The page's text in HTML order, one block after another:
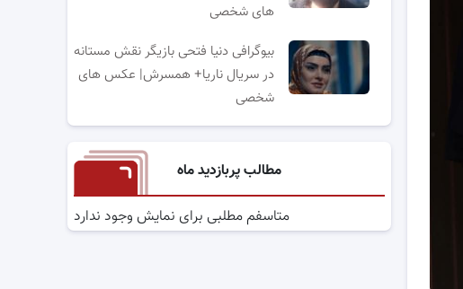
های شخصی
بیوگرافی دنیا فتحی بازیگر نقش مستانه
در سریال ناریا+ همسرش| عکس های
شخصی
مطالب پربازدید ماه
متاسفم مطلبی برای نمایش وجود ندارد